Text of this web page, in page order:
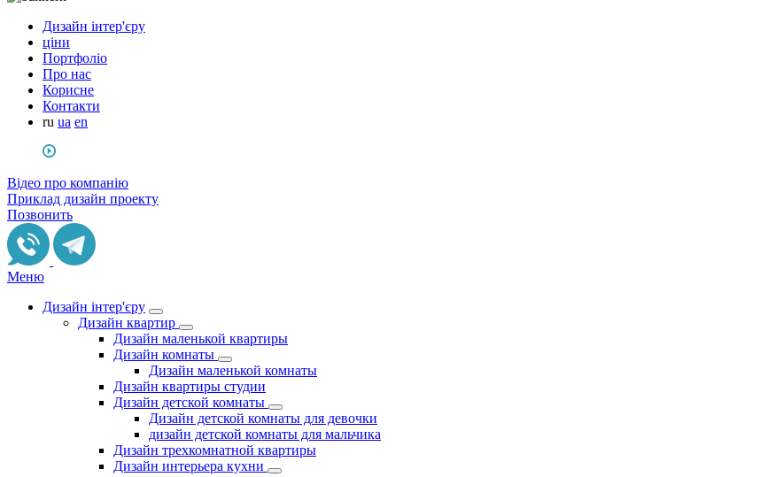
Дизайн інтер'єру
ціни
Портфоліо
Про нас
Корисне
Контакти
ru ua en
Відео про компанію
Приклад дизайн проекту
Позвонить
Меню
Дизайн інтер'єру
Дизайн квартир
Дизайн маленькой квартиры
Дизайн комнаты
Дизайн маленькой комнаты
Дизайн квартиры студии
Дизайн детской комнаты
Дизайн детской комнаты для девочки
дизайн детской комнаты для мальчика
Дизайн трехкомнатной квартиры
Дизайн интерьера кухни